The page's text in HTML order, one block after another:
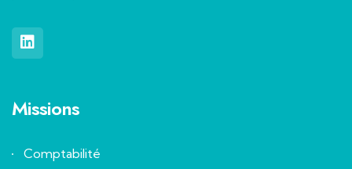
Missions
Comptabilité